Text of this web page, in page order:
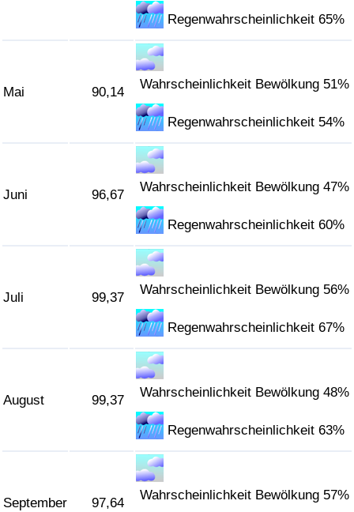
Regenwahrscheinlichkeit 65%
Mai 90,14
Wahrscheinlichkeit Bewölkung 51%
Regenwahrscheinlichkeit 54%
Juni 96,67
Wahrscheinlichkeit Bewölkung 47%
Regenwahrscheinlichkeit 60%
Juli 99,37
Wahrscheinlichkeit Bewölkung 56%
Regenwahrscheinlichkeit 67%
August 99,37
Wahrscheinlichkeit Bewölkung 48%
Regenwahrscheinlichkeit 63%
September 97,64
Wahrscheinlichkeit Bewölkung 57%